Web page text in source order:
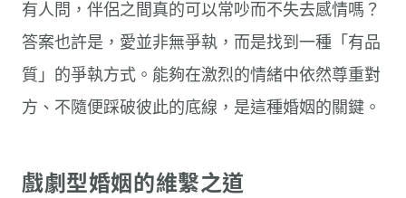
有人問，伴侶之間真的可以常吵而不失去感情嗎？
答案也許是，愛並非無爭執，而是找到一種「有品
質」的爭執方式。能夠在激烈的情緒中依然尊重對
方、不隨便踩破彼此的底線，是這種婚姻的關鍵。
戲劇型婚姻的維繫之道